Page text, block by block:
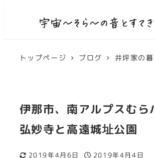
トップページ ブログ 井坪家の暮
伊那市、南アルプスむら
弘妙寺と高遠城址公園
2019年4月6日
2019年4月4日